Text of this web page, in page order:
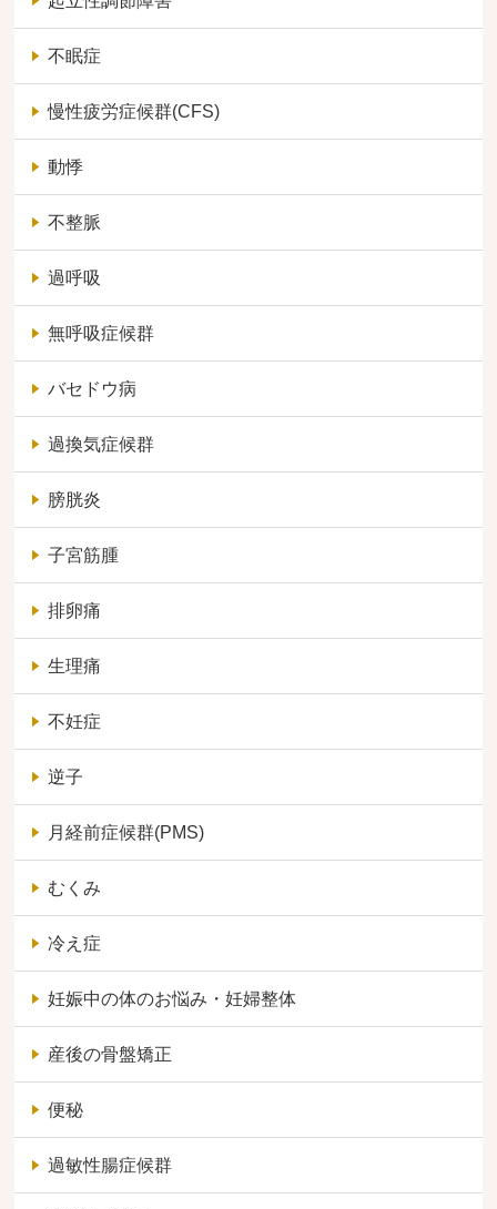
不眠症
慢性疲労症候群(CFS)
動悸
不整脈
過呼吸
無呼吸症候群
バセドウ病
過換気症候群
膀胱炎
子宮筋腫
排卵痛
生理痛
不妊症
逆子
月経前症候群(PMS)
むくみ
冷え症
妊娠中の体のお悩み・妊婦整体
産後の骨盤矯正
便秘
過敏性腸症候群